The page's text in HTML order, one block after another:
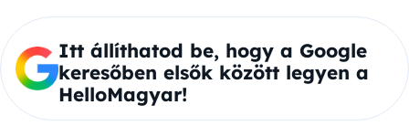
Itt állíthatod be, hogy a Google
keresőben elsők között legyen a
HelloMagyar!